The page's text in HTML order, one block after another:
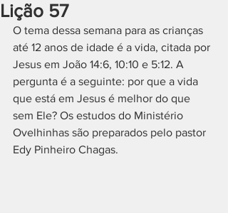
Lição 57
O tema dessa semana para as crianças
até 12 anos de idade é a vida, citada por
Jesus em João 14:6, 10:10 e 5:12. A
pergunta é a seguinte: por que a vida
que está em Jesus é melhor do que
sem Ele? Os estudos do Ministério
Ovelhinhas são preparados pelo pastor
Edy Pinheiro Chagas.